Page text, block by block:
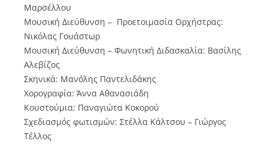
Μαρσέλλου
Μουσική Διεύθυνση – Προετοιμασία Ορχήστρας:
Νικόλας Γουάστωρ
Μουσική Διεύθυνση – Φωνητική Διδασκαλία: Βασίλης
Αλεβίζος
Σκηνικά: Μανόλης Παντελιδάκης
Χορογραφία: Άννα Αθανασιάδη
Κουστούμια: Παναγιώτα Κοκορού
Σχεδιασμός φωτισμών: Στέλλα Κάλτσου – Γιώργος
Τέλλος